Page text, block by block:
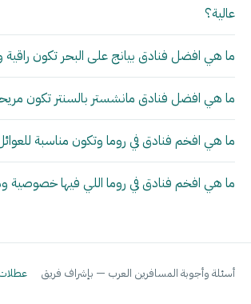
عالية؟
ما هي افضل فنادق بيانج على البحر تكون
ما هي افضل فنادق مانشستر بالسنتر تكون
ما هي افخم فنادق في روما وتكون مناسبة
ما هي افخم فنادق في روما اللي فيها خصوصية
أسئلة وأجوبة المسافرين العرب — بإشراف فريق